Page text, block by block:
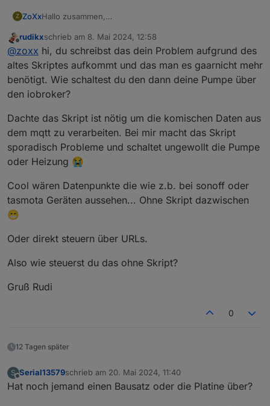
            log('skip state '+ id)
        //set subscription
        if(obj.common.write){
on({id: id, change:"any"} ,
                if(!obj.state.ack){
log('change state! '+
                    stateChange(obj)
            });
        }
    });
    log('init done!')
}
    try{
            let states = JSON.parse(obj)
const found =
                if(found){
statevalue = value
    }
console.log('Error in setting State
Z ZoXxHallo zusammen,
mqtt.0 2024-05-04 22:17:12.218 warn State
"mqtt.0.layzspa.other" has no existing object, this might
lead to an error in future versions
mqtt.0 2024-05-04 22:17:12.188 warn State
"mqtt.0.layzspa.times" has no existing object, this might
lead to an error in future versions
"mqtt.0.layzspa.message" has no existing object, this
might lead to an error in future versions
Fehler gefunden, lag an einem alten SKript, welches ich
damals mit übernommen hatte.
Das wird gar nicht mehr benötigt.
Läuft :)
rudikxschrieb am 8. Mai 2024, 12:58
zuletzt editiert von
@zoxx hi, du schreibst das dein Problem aufgrund des
altes Skriptes aufkommt und das man es gaarnicht mehr
benötigt. Wie schaltest du den dann deine Pumpe über
den iobroker?
Dachte das Skript ist nötig um die komischen Daten aus
dem mqtt zu verarbeiten. Bei mir macht das Skript
sporadisch Probleme und schaltet ungewollt die Pumpe
oder Heizung 😭
Cool wären Datenpunkte die wie z.b. bei sonoff oder
tasmota Geräten aussehen... Ohne Skript dazwischen
😁
Oder direkt steuern über URLs.
Also wie steuerst du das ohne Skript?
Gruß Rudi
0
12 Tagen später
S
Offline
Serial13579schrieb am 20. Mai 2024, 11:40
zuletzt editiert von
Hat noch jemand einen Bausatz oder die Platine über?